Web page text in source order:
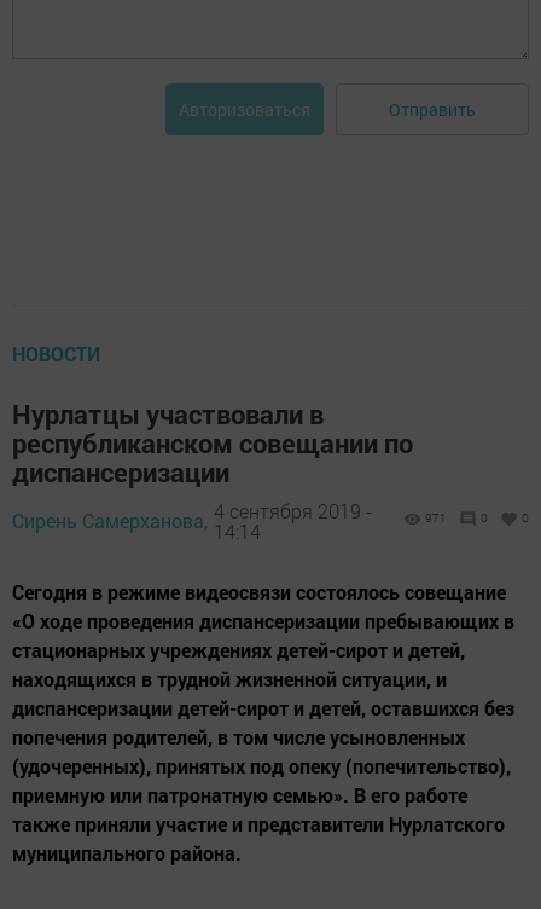
Авторизоваться Отправить
НОВОСТИ
Нурлатцы участвовали в
республиканском совещании по
диспансеризации
Сирень Самерханова, 4 сентября 2019 -
14:14
971 0 0
Сегодня в режиме видеосвязи состоялось совещание
«О ходе проведения диспансеризации пребывающих в
стационарных учреждениях детей-сирот и детей,
находящихся в трудной жизненной ситуации, и
диспансеризации детей-сирот и детей, оставшихся без
попечения родителей, в том числе усыновленных
(удочеренных), принятых под опеку (попечительство),
приемную или патронатную семью». В его работе
также приняли участие и представители Нурлатского
муниципального района.